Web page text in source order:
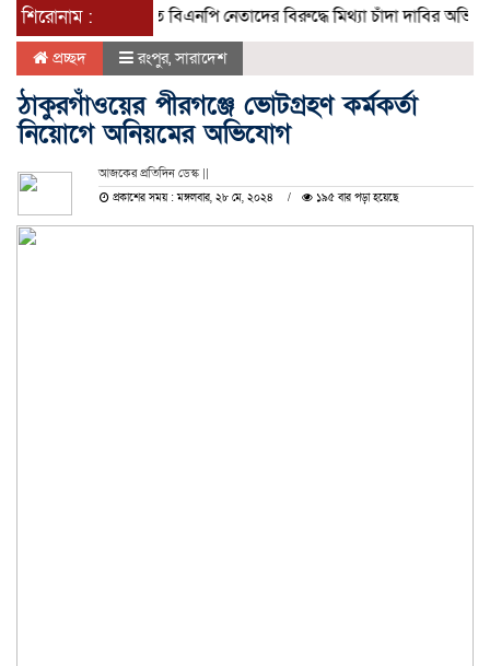
শিরোনাম :
গৌরনদীতে বিএনপি নেতাদের বিরুদ্ধে মিথ্যা চাঁদা দাবির অভিযোগের
প্রচ্ছদ রংপুর,সারাদেশ
ঠাকুরগাঁওয়ের পীরগঞ্জে ভোটগ্রহণ কর্মকর্তা
নিয়োগে অনিয়মের অভিযোগ
আজকের প্রতিদিন ডেস্ক ||
প্রকাশের সময় : মঙ্গলবার, ২৮ মে, ২০২৪ ১৯৫ বার পড়া হয়েছে